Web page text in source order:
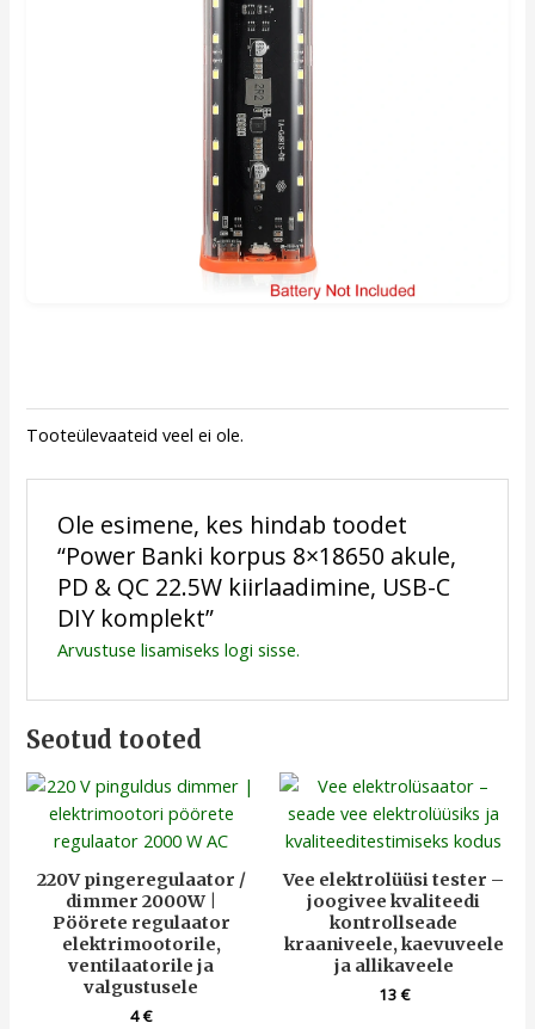
Tooteülevaateid veel ei ole.
Ole esimene, kes hindab toodet
“Power Banki korpus 8×18650 akule,
PD & QC 22.5W kiirlaadimine, USB-C
DIY komplekt”
Arvustuse lisamiseks logi sisse.
Seotud tooted
220V pingeregulaator /
dimmer 2000W |
Pöörete regulaator
elektrimootorile,
ventilaatorile ja
valgustusele
4€
Vee elektrolüüsi tester –
joogivee kvaliteedi
kontrollseade
kraaniveele, kaevuveele
ja allikaveele
13€